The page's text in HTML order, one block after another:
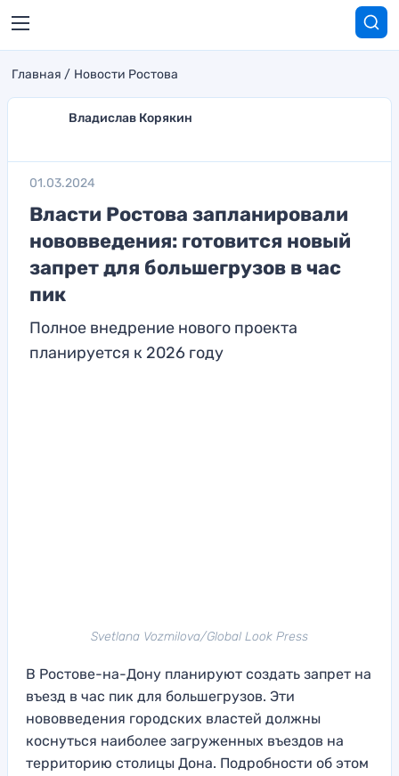
Главная Новости Ростова
Владислав Корякин
01.03.2024
Власти Ростова запланировали
нововведения: готовится новый
запрет для большегрузов в час
пик
Полное внедрение нового проекта
планируется к 2026 году
Svetlana Vozmilova/Global Look Press
В Ростове-на-Дону планируют создать запрет на
въезд в час пик для большегрузов. Эти
нововведения городских властей должны
коснуться наиболее загруженных въездов на
территорию столицы Дона. Подробности об этом